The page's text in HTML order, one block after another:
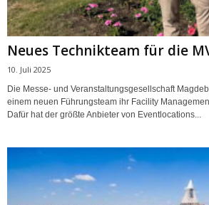
Neues Technikteam für die
10. Juli 2025
Die Messe- und Veranstaltungsgesellschaft
einem neuen Führungsteam ihr Facility
Dafür hat der größte Anbieter von Eventlocations...